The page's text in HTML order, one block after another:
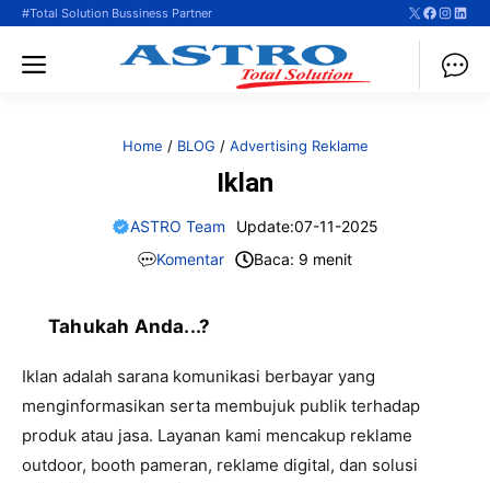
Langsung
#Total Solution Bussiness Partner X
Menu
Home / BLOG / Advertising Reklame
Iklan
ASTRO Team Update:07-11-2025
Komentar
Baca: 9 menit
Tahukah Anda...?
Iklan adalah sarana komunikasi berbayar yang
menginformasikan serta membujuk publik terhadap
produk atau jasa. Layanan kami mencakup reklame
outdoor, booth pameran, reklame digital, dan solusi